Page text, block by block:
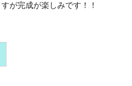
が完成が楽しみです！！